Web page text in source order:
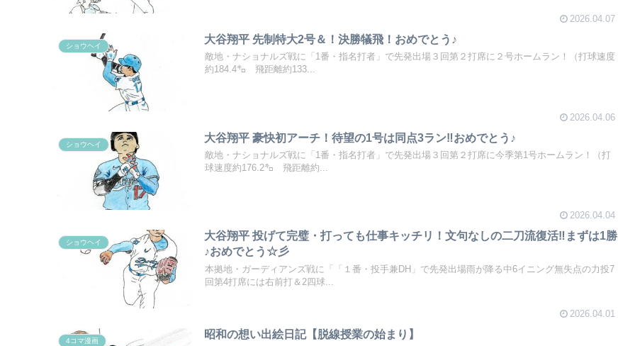
2026.04.07
ショウヘイ
大谷翔平 先制特大2号＆！決勝犠飛！おめでとう♪
敵地・ナショナルズ戦に「1番・指名打者」で先発出場３回第２打席に２号ホームラン！（打球速度
約184.4㌔ 飛距離約133...
2026.04.06
ショウヘイ
大谷翔平 豪快初アーチ！待望の1号は同点3ラン‼おめでとう♪
敵地・ナショナルズ戦に「1番・指名打者」で先発出場３回第２打席に今季第1号ホームラン！（打
球速度約176.2㌔ 飛距離約...
2026.04.04
ショウヘイ
大谷翔平 投げて完璧・打っても仕事キッチリ！文句なしの二刀流復活‼まずは1勝
♪おめでとう☆彡
本拠地・ガーディアンズ戦に「「１番・投手兼DH」で先発出場雨が降る中6イニング無失点の力投7
回第4打席には右前打＆2四球...
2026.04.01
4コマ漫画
昭和の想い出絵日記【脱線授業の始まり】